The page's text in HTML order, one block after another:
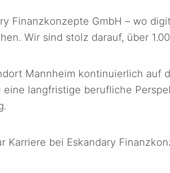
Finanzkonzepte GmbH – wo
Wir sind stolz darauf, über
Mannheim kontinuierlich auf
eine langfristige berufliche
Karriere bei Eskandary